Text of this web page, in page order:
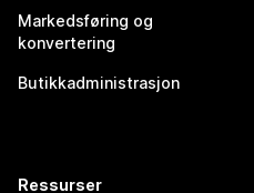
Markedsføring og
konvertering
Butikkadministrasjon
Ressurser